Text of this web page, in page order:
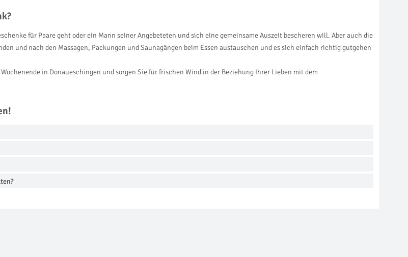
für Paare geht oder ein Mann seiner Angebeteten und sich eine gemeinsame Auszeit bescheren will. Aber auch die
und nach den Massagen, Packungen und Saunagängen beim Essen austauschen und es sich einfach richtig gutgehen
in Donaueschingen und sorgen Sie für frischen Wind in der Beziehung Ihrer Lieben mit dem